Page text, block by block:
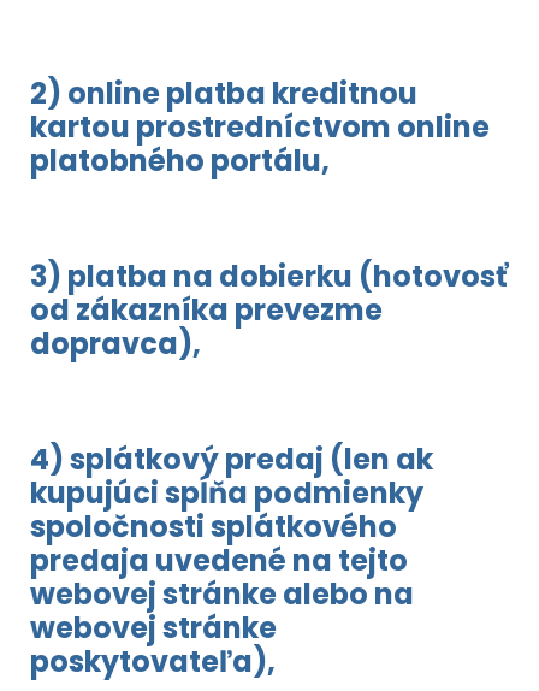
2) online platba kreditnou
kartou prostredníctvom online
platobného portálu,
3) platba na dobierku (hotovosť
od zákazníka prevezme
dopravca),
4) splátkový predaj (len ak
kupujúci spĺňa podmienky
spoločnosti splátkového
predaja uvedené na tejto
webovej stránke alebo na
webovej stránke
poskytovateľa),